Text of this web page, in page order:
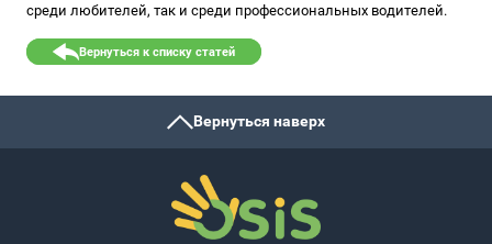
среди любителей, так и среди профессиональных водителей.
Вернуться к списку статей
Вернуться наверх